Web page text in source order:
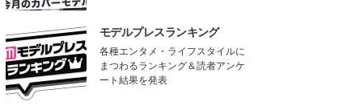
モデルプレスランキング
各種エンタメ・ライフスタイルに
まつわるランキング＆読者アンケ
ート結果を発表